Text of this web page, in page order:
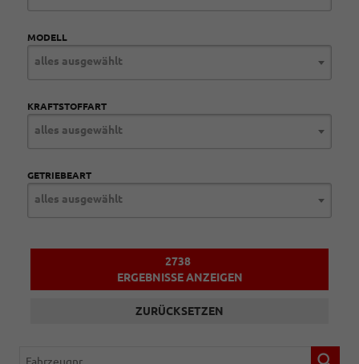
MODELL
alles ausgewählt
KRAFTSTOFFART
alles ausgewählt
GETRIEBEART
alles ausgewählt
2738
ERGEBNISSE ANZEIGEN
ZURÜCKSETZEN
Fahrzeugnr.